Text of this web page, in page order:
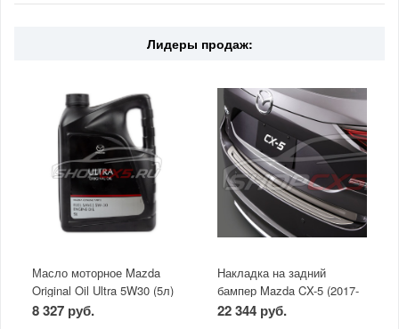
Лидеры продаж:
Масло моторное Mazda
Original Oil Ultra 5W30 (5л)
8 327 руб.
Накладка на задний
бампер Mazda CX-5 (2017-
по н.в.)
22 344 руб.